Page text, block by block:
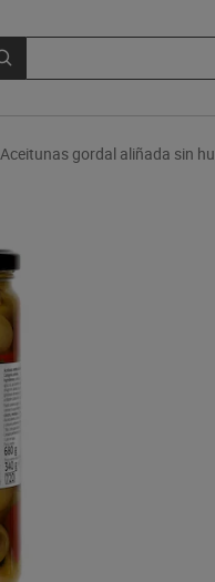
Aceitunas gordal aliñada sin